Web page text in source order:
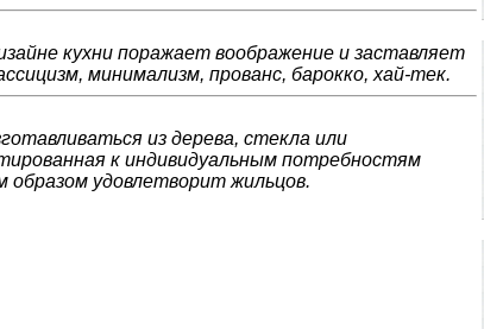
кухни поражает воображение и заставляет
минимализм, прованс, барокко, хай-тек.
из дерева, стекла или
к индивидуальным потребностям
образом удовлетворит жильцов.